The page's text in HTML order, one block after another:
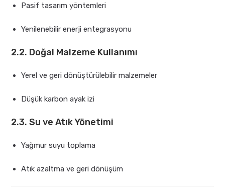
Pasif tasarım yöntemleri
Yenilenebilir enerji entegrasyonu
2.2. Doğal Malzeme Kullanımı
Yerel ve geri dönüştürülebilir malzemeler
Düşük karbon ayak izi
2.3. Su ve Atık Yönetimi
Yağmur suyu toplama
Atık azaltma ve geri dönüşüm